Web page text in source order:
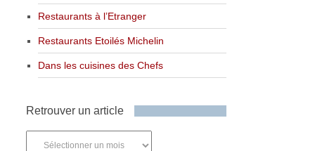
Restaurants à l’Etranger
Restaurants Etoilés Michelin
Dans les cuisines des Chefs
Retrouver un article